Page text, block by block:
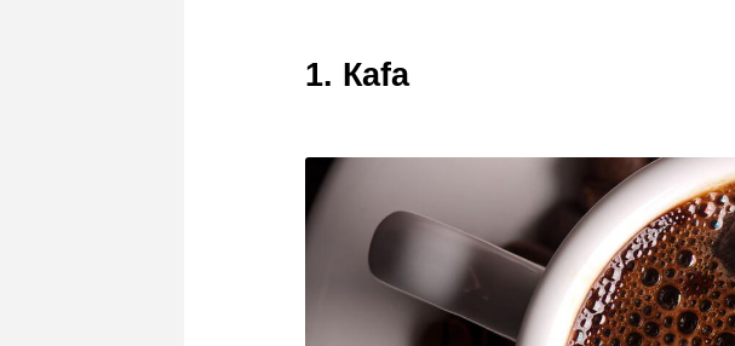
1. Кafa